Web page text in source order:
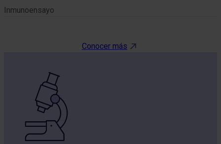
Inmunoensayo
Conocer más